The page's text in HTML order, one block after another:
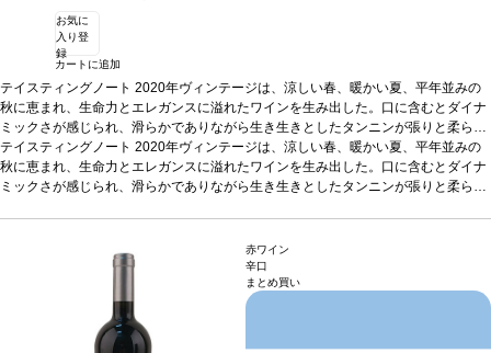
お気に
入り登
録
カートに追加
テイスティングノート 2020年ヴィンテージは、涼しい春、暖かい夏、平年並みの
秋に恵まれ、生命力とエレガンスに溢れたワインを生み出した。口に含むとダイナ
ミックさが感じられ、滑らかでありながら生き生きとしたタンニンが張りと柔らか
さをもたらす。ヴィーニャ・ヴィックの ""バロワール ""樽プログラム（ワイナリー
のオークを再利用することで、サステナビリティと循環型経済に基づく革新的なプ
ロジェクト）により、テロワールの精神を余すところなく表現している。アロマと
ーヴィニヨン、カルメネール、シラー、カベルネ・フラン、メルロー
*本ヴィンテージが在庫切れの場合、在庫があり価格が同様の場合は自
動的に次のヴィンテージに変更されますのでご了承ください。
テイスティングノート 2020年ヴィンテージは、涼しい春、暖かい夏、平年並みの
秋に恵まれ、生命力とエレガンスに溢れたワインを生み出した。口に含むとダイナ
ミックさが感じられ、滑らかでありながら生き生きとしたタンニンが張りと柔らか
ロジェクト）により、テロワールの精神を余すところなく表現している。アロマと
風味を最大限に凝縮させるため、葡萄は夜間に手摘収穫する。
ラのアニョロッティとコンソメ、熟成チーズなどと好相性
ーヴィニヨン、カルメネール、シラー、カベルネ・フラン、メルロー
*本ヴィンテージが在庫切れの場合、在庫があり価格が同様の場合は自
動的に次のヴィンテージに変更されますのでご了承ください。
赤ワイン
辛口
まとめ買い